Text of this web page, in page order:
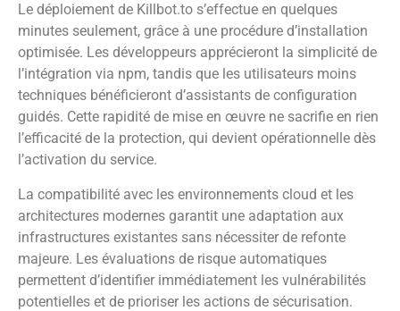
Le déploiement de Killbot.to s’effectue en quelques
minutes seulement, grâce à une procédure d’installation
optimisée. Les développeurs apprécieront la simplicité de
l’intégration via npm, tandis que les utilisateurs moins
techniques bénéficieront d’assistants de configuration
guidés. Cette rapidité de mise en œuvre ne sacrifie en rien
l’efficacité de la protection, qui devient opérationnelle dès
l’activation du service.
La compatibilité avec les environnements cloud et les
architectures modernes garantit une adaptation aux
infrastructures existantes sans nécessiter de refonte
majeure. Les évaluations de risque automatiques
permettent d’identifier immédiatement les vulnérabilités
potentielles et de prioriser les actions de sécurisation.